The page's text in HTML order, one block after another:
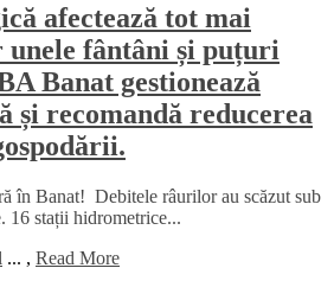
afectează tot mai
fântâni și puțuri
Banat gestionează
și recomandă reducerea
în Banat! Debitele râurilor au scăzut sub
16 stații hidrometrice...
... , Read More